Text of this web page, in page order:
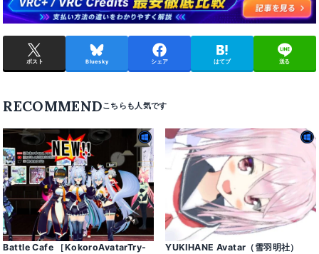
ポスト Bluesky シェア はてブ 送る
RECOMMEND
Battle Cafe ［KokoroAvatarTry-
YUKIHANE Avatar（雪羽明社）